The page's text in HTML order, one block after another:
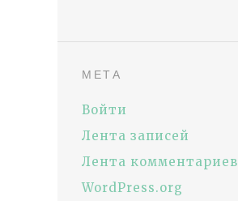
МЕТА
Войти
Лента записей
Лента комментариев
WordPress.org